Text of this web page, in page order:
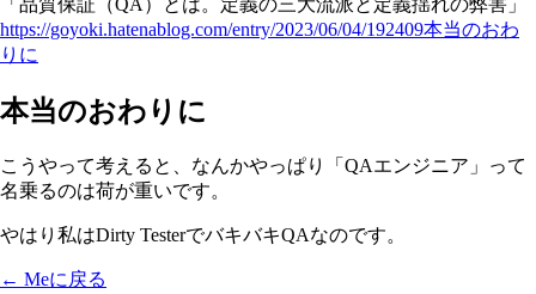
「品質保証（QA）とは。定義の三大流派と定義揺れの弊害」
https://goyoki.hatenablog.com/entry/2023/06/04/192409本当のおわ
りに
本当のおわりに
こうやって考えると、なんかやっぱり「QAエンジニア」って
名乗るのは荷が重いです。
やはり私はDirty TesterでバキバキQAなのです。
← Meに戻る